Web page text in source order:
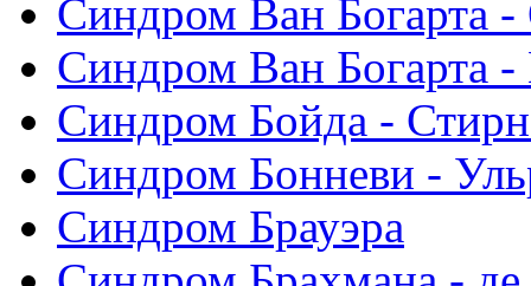
Синдром Ван Богарта -
Синдром Ван Богарта
Синдром Бойда -
Синдром Бонневи -
Синдром Брауэра